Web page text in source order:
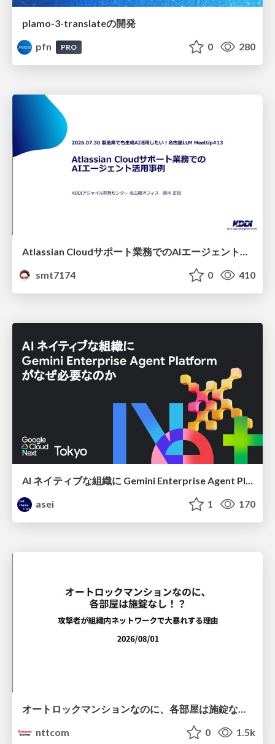
plamo-3-translateの開発
pfn
PRO 0 280
Atlassian Cloudサポート業務でのAIエージェント活用事例
smt7174
0 410
asei
1 170
オートロックマンションなのに、各部屋は施錠なし！？ 攻撃者が組織内ネットワークで大暴れする理由 / The Front Door Is Locked, but the Rooms Are Wide Open: Why Attackers Move Freely Inside Enterprise Networks
nttcom
0 1.5k